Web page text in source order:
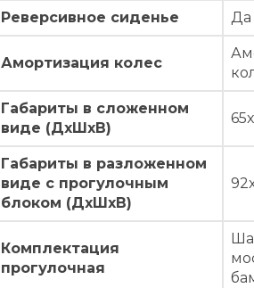
Реверсивное сиденье Да
Амортизация колес
Габариты в сложенном
виде (ДxШxВ)
Габариты в разложенном
виде с прогулочным
блоком (ДxШxВ)
Комплектация
прогулочная